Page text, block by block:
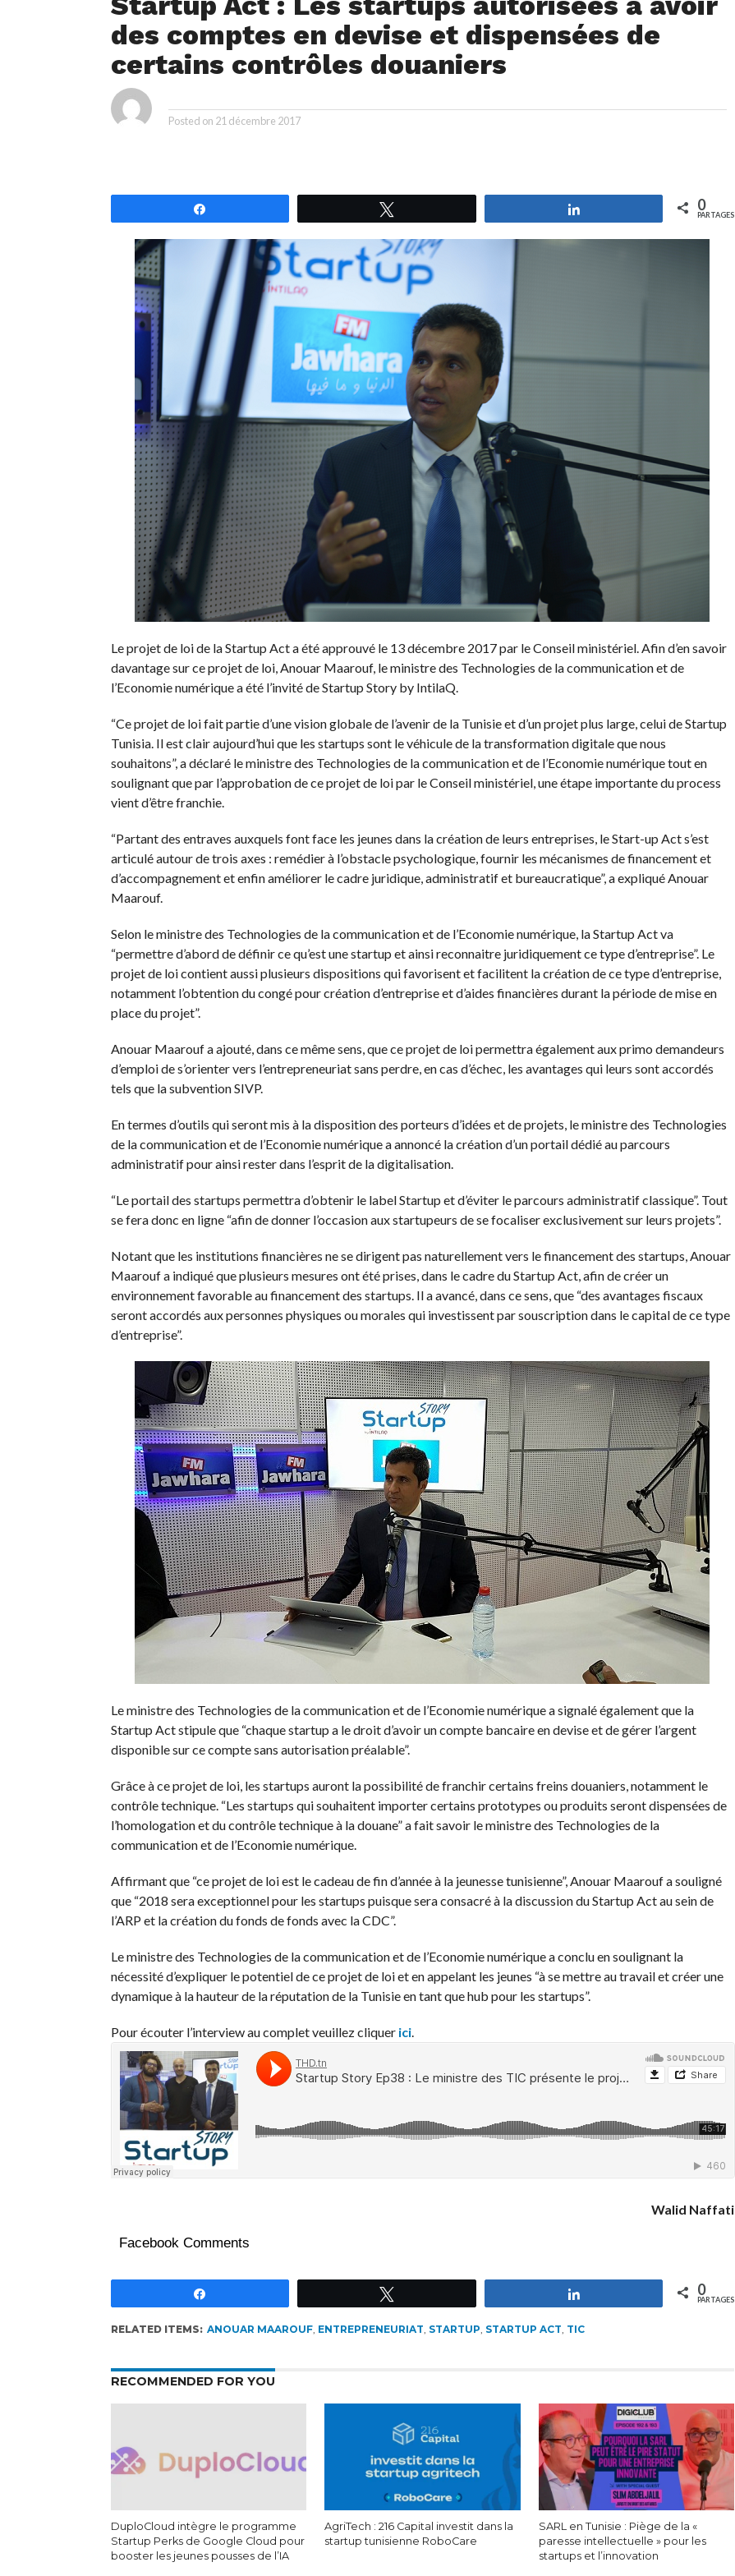
des comptes en devise et dispensées de
certains contrôles douaniers
Posted on 21 décembre 2017
0
PARTAGES
Le projet de loi de la Startup Act a été approuvé le 13 décembre 2017 par le Conseil ministériel. Afin d’en savoir
davantage sur ce projet de loi, Anouar Maarouf, le ministre des Technologies de la communication et de
l’Economie numérique a été l’invité de Startup Story by IntilaQ.
“Ce projet de loi fait partie d’une vision globale de l’avenir de la Tunisie et d’un projet plus large, celui de Startup
Tunisia. Il est clair aujourd’hui que les startups sont le véhicule de la transformation digitale que nous
souhaitons”, a déclaré le ministre des Technologies de la communication et de l’Economie numérique tout en
soulignant que par l’approbation de ce projet de loi par le Conseil ministériel, une étape importante du process
vient d’être franchie.
“Partant des entraves auxquels font face les jeunes dans la création de leurs entreprises, le Start-up Act s’est
articulé autour de trois axes : remédier à l’obstacle psychologique, fournir les mécanismes de financement et
d’accompagnement et enfin améliorer le cadre juridique, administratif et bureaucratique”, a expliqué Anouar
Maarouf.
Selon le ministre des Technologies de la communication et de l’Economie numérique, la Startup Act va
“permettre d’abord de définir ce qu’est une startup et ainsi reconnaitre juridiquement ce type d’entreprise”. Le
projet de loi contient aussi plusieurs dispositions qui favorisent et facilitent la création de ce type d’entreprise,
notamment l’obtention du congé pour création d’entreprise et d’aides financières durant la période de mise en
place du projet”.
Anouar Maarouf a ajouté, dans ce même sens, que ce projet de loi permettra également aux primo demandeurs
d’emploi de s’orienter vers l’entrepreneuriat sans perdre, en cas d’échec, les avantages qui leurs sont accordés
tels que la subvention SIVP.
En termes d’outils qui seront mis à la disposition des porteurs d’idées et de projets, le ministre des Technologies
de la communication et de l’Economie numérique a annoncé la création d’un portail dédié au parcours
administratif pour ainsi rester dans l’esprit de la digitalisation.
“Le portail des startups permettra d’obtenir le label Startup et d’éviter le parcours administratif classique”. Tout
se fera donc en ligne “afin de donner l’occasion aux startupeurs de se focaliser exclusivement sur leurs projets”.
Notant que les institutions financières ne se dirigent pas naturellement vers le financement des startups, Anouar
Maarouf a indiqué que plusieurs mesures ont été prises, dans le cadre du Startup Act, afin de créer un
environnement favorable au financement des startups. Il a avancé, dans ce sens, que “des avantages fiscaux
seront accordés aux personnes physiques ou morales qui investissent par souscription dans le capital de ce type
d’entreprise”.
Le ministre des Technologies de la communication et de l’Economie numérique a signalé également que la
Startup Act stipule que “chaque startup a le droit d’avoir un compte bancaire en devise et de gérer l’argent
disponible sur ce compte sans autorisation préalable”.
Grâce à ce projet de loi, les startups auront la possibilité de franchir certains freins douaniers, notamment le
contrôle technique. “Les startups qui souhaitent importer certains prototypes ou produits seront dispensées de
l’homologation et du contrôle technique à la douane” a fait savoir le ministre des Technologies de la
communication et de l’Economie numérique.
Affirmant que “ce projet de loi est le cadeau de fin d’année à la jeunesse tunisienne”, Anouar Maarouf a souligné
que “2018 sera exceptionnel pour les startups puisque sera consacré à la discussion du Startup Act au sein de
l’ARP et la création du fonds de fonds avec la CDC”.
Le ministre des Technologies de la communication et de l’Economie numérique a conclu en soulignant la
nécessité d’expliquer le potentiel de ce projet de loi et en appelant les jeunes “à se mettre au travail et créer une
dynamique à la hauteur de la réputation de la Tunisie en tant que hub pour les startups”.
Pour écouter l’interview au complet veuillez cliquer ici.
Walid Naffati
Facebook Comments
0
PARTAGES
RELATED ITEMS: ANOUAR MAAROUF, ENTREPRENEURIAT, STARTUP, STARTUP ACT, TIC
RECOMMENDED FOR YOU
DuploCloud intègre le programme
Startup Perks de Google Cloud pour
booster les jeunes pousses de l’IA
AgriTech : 216 Capital investit dans la
startup tunisienne RoboCare
SARL en Tunisie : Piège de la «
paresse intellectuelle » pour les
startups et l’innovation